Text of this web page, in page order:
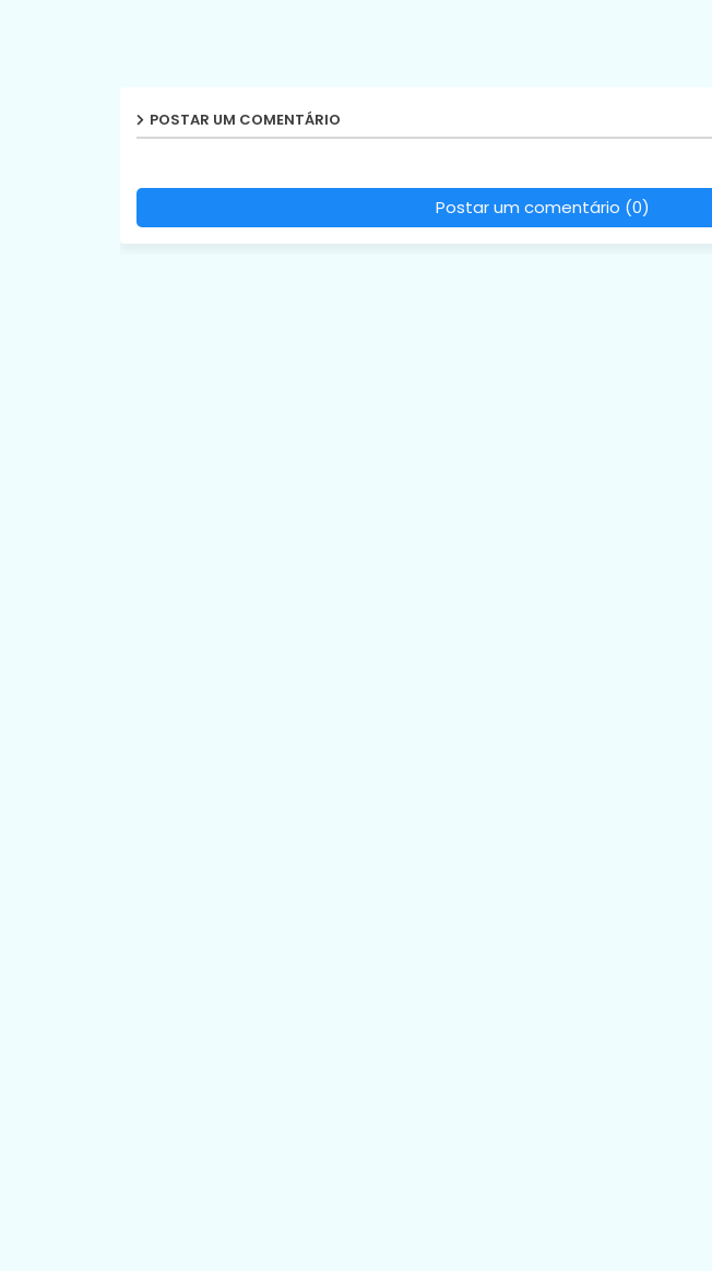
POSTAR UM COMENTÁRIO
Postar um comentário (0)